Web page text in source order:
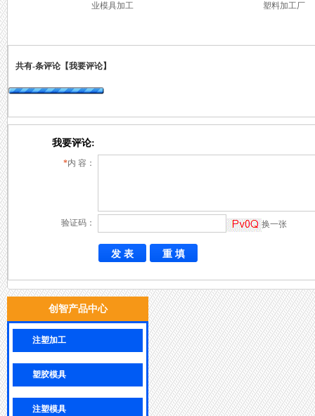
业模具加工
塑料加工厂
共有-条评论 【我要评论】
我要评论:
*内 容：
验证码： 换一张
创智产品中心
注塑加工
塑胶模具
注塑模具